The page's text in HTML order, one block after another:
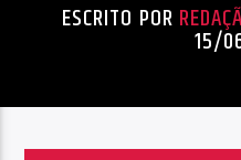
ESCRITO POR
15/